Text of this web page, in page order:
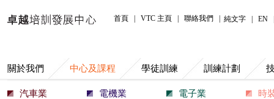
首頁 VTC 主頁 聯絡我們 純文字 EN
關於我們 中心及課程 學徒訓練 訓練計劃
中心及課程
汽車業 電機業 電子業
時